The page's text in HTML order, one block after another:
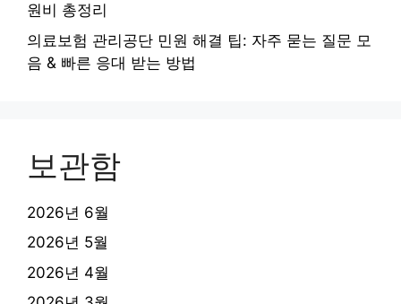
원비 총정리
의료보험 관리공단 민원 해결 팁: 자주 묻는 질문 모
음 & 빠른 응대 받는 방법
보관함
2026년 6월
2026년 5월
2026년 4월